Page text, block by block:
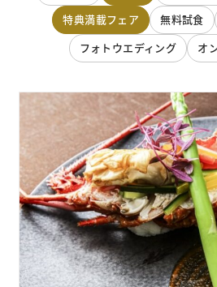
特典満載フェア
無料試食
フォトウエディング
オ